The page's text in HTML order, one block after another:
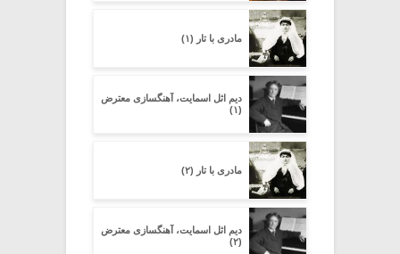
مادری با تار (۱)
دیم اثل اسمایت، آهنگسازی معترض
(۱)
مادری با تار (۲)
دیم اثل اسمایت، آهنگسازی معترض
(۲)